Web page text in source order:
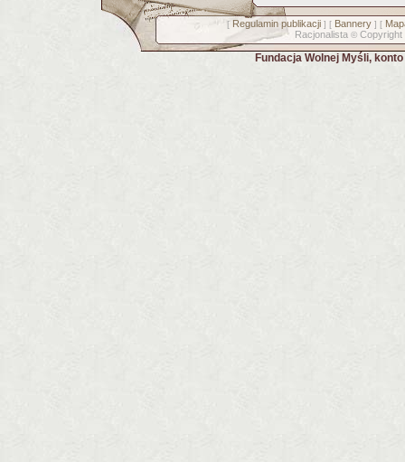
[ Regulamin publikacji] [ Bannery] [
Racjonalista © Copyright
Fundacja Wolnej Myśli,